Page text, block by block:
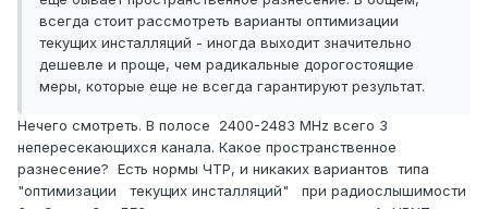
всегда стоит рассмотреть варианты оптимизации
текущих инсталляций - иногда выходит значительно
дешевле и проще, чем радикальные дорогостоящие
меры, которые еще не всегда гарантируют результат.
Нечего смотреть. В полосе 2400-2483 MHz всего 3
непересекающихся канала. Какое пространственное
разнесение? Есть нормы ЧТР, и никаких вариантов типа
"оптимизации текущих инсталляций" при радиослышимости